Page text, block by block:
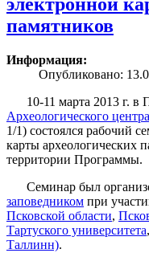
электронной
памятников
Информация:
Опубликовано:
10-11 марта 2013 г.
Археологического
1/1) состоялся рабочий
карты археологических
территории Программы.
Семинар был
заповедником при
Псковской области,
Тартуского университета,
Таллинн).